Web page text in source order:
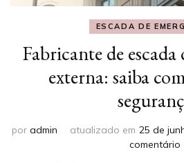
ESCADA DE
Fabricante de
externa: saiba
por admin atualizado em 25 de
comentário